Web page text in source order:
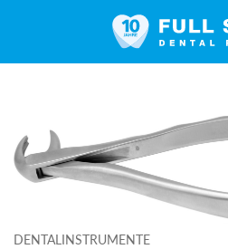
DENTALINSTRUMENTE